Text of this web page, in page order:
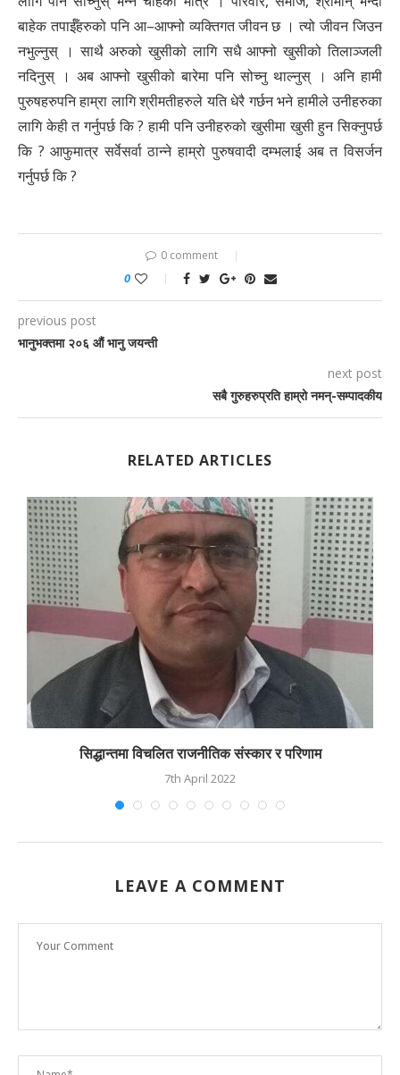
बाहेक तपाईँहरुको पनि आ–आफ्नो व्यक्तिगत जीवन छ । त्यो जीवन जिउन
नभुल्नुस् । साथै अरुको खुसीको लागि सधै आफ्नो खुसीको तिलाञ्जली
नदिनुस् । अब आफ्नो खुसीको बारेमा पनि सोच्नु थाल्नुस् । अनि हामी
पुरुषहरुपनि हाम्रा लागि श्रीमतीहरुले यति धेरै गर्छन भने हामीले उनीहरुका
लागि केही त गर्नुपर्छ कि ? हामी पनि उनीहरुको खुसीमा खुसी हुन सिक्नुपर्छ
कि ? आफुमात्र सर्वेसर्वा ठान्ने हाम्रो पुरुषवादी दम्भलाई अब त विसर्जन
गर्नुपर्छ कि ?
0 comment
0
previous post
भानुभक्तमा २०६ औं भानु जयन्ती
next post
सबै गुरुहरुप्रति हाम्रो नमन्-सम्पादकीय
RELATED ARTICLES
सिद्धान्तमा विचलित राजनीतिक संस्कार र परिणाम
7th April 2022
LEAVE A COMMENT